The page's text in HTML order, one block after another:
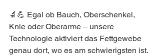
🔬💪 Egal ob Bauch, Oberschenkel,
Knie oder Oberarme – unsere
Technologie aktiviert das Fettgewebe
genau dort, wo es am schwierigsten ist.